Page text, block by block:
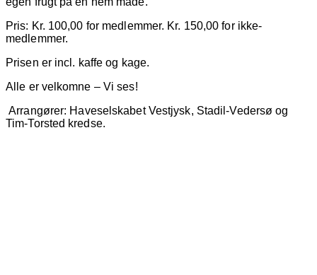
Pris: Kr. 100,00 for medlemmer. Kr. 150,00 for ikke-
medlemmer.
Prisen er incl. kaffe og kage.
Alle er velkomne – Vi ses!
Arrangører: Haveselskabet Vestjysk, Stadil-Vedersø og
Tim-Torsted kredse.